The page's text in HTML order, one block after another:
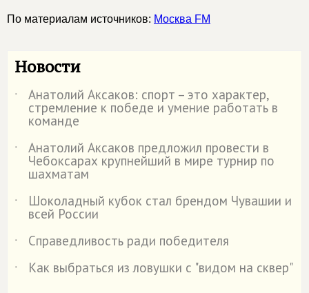
По материалам источников: Москва FM
Новости
˙ Анатолий Аксаков: спорт – это характер,
стремление к победе и умение работать в
команде
˙
Анатолий Аксаков предложил провести в
Чебоксарах крупнейший в мире турнир по
шахматам
˙
Шоколадный кубок стал брендом Чувашии и
всей России
˙
Справедливость ради победителя
˙
Как выбраться из ловушки с "видом на сквер"